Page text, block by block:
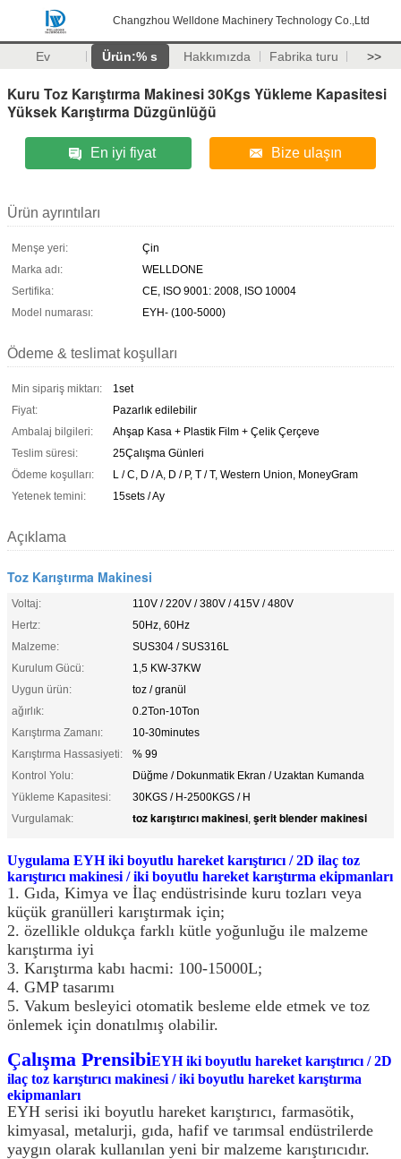
Changzhou Welldone Machinery Technology Co.,Ltd
Ev Ürün:% s Hakkımızda Fabrika turu >>
Kuru Toz Karıştırma Makinesi 30Kgs Yükleme Kapasitesi
Yüksek Karıştırma Düzgünlüğü
En iyi fiyat Bize ulaşın
Ürün ayrıntıları
Menşe yeri:
Çin
Marka adı:
WELLDONE
Sertifika:
CE, ISO 9001: 2008, ISO 10004
Model numarası:
EYH- (100-5000)
Ödeme & teslimat koşulları
Min sipariş miktarı:
1set
Fiyat:
Pazarlık edilebilir
Ambalaj bilgileri:
Ahşap Kasa + Plastik Film + Çelik Çerçeve
Teslim süresi:
25Çalışma Günleri
Ödeme koşulları:
L / C, D / A, D / P, T / T, Western Union, MoneyGram
Yetenek temini:
15sets / Ay
Açıklama
Toz Karıştırma Makinesi
Voltaj:
110V / 220V / 380V / 415V / 480V
Hertz:
50Hz, 60Hz
Malzeme:
SUS304 / SUS316L
Kurulum Gücü:
1,5 KW-37KW
Uygun ürün:
toz / granül
ağırlık:
0.2Ton-10Ton
Karıştırma Zamanı:
10-30minutes
Karıştırma Hassasiyeti:
% 99
Kontrol Yolu:
Düğme / Dokunmatik Ekran / Uzaktan Kumanda
Yükleme Kapasitesi:
30KGS / H-2500KGS / H
Vurgulamak:
toz karıştırıcı makinesi, şerit blender makinesi
Uygulama EYH iki boyutlu hareket karıştırıcı / 2D ilaç toz
karıştırıcı makinesi / iki boyutlu hareket karıştırma ekipmanları
1. Gıda, Kimya ve İlaç endüstrisinde kuru tozları veya
küçük granülleri karıştırmak için;
2. özellikle oldukça farklı kütle yoğunluğu ile malzeme
karıştırma iyi
3. Karıştırma kabı hacmi: 100-15000L;
4. GMP tasarımı
5. Vakum besleyici otomatik besleme elde etmek ve toz
önlemek için donatılmış olabilir.
Çalışma PrensibiEYH iki boyutlu hareket karıştırıcı / 2D
ilaç toz karıştırıcı makinesi / iki boyutlu hareket karıştırma
ekipmanları
EYH serisi iki boyutlu hareket karıştırıcı, farmasötik,
kimyasal, metalurji, gıda, hafif ve tarımsal endüstrilerde
yaygın olarak kullanılan yeni bir malzeme karıştırıcıdır.